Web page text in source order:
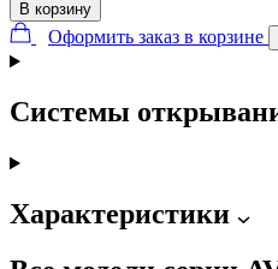
В корзину
Оформить заказ в корзине
Системы
Характеристики